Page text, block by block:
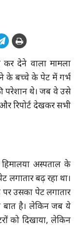
कर देने वाला मामला
के बच्चे के पेट में गर्भ
परेशान थे। जब वे उसे
रिपोर्ट देखकर सभी
अस्पताल के
लगातार बढ़ रहा था।
पर उसका पेट लगातार
बात है। लेकिन जब ये
को दिखाया, लेकिन